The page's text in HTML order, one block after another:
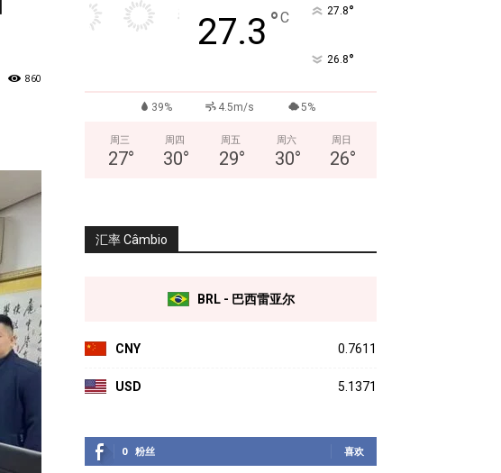
860
27.3 °C 27.8°
26.8°
39% 4.5m/s 5%
周三
27°
周四
30°
周五
29°
周六
30°
周日
26°
汇率 Câmbio
BRL - 巴西雷亚尔
CNY 0.7611
USD 5.1371
0 粉丝 喜欢